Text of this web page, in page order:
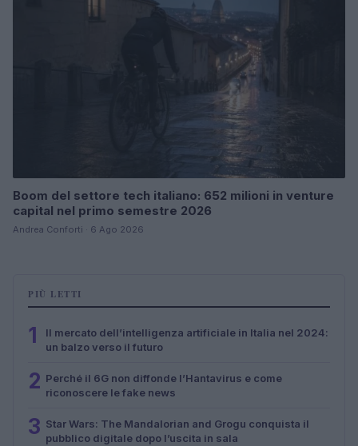
Boom del settore tech italiano: 652 milioni in venture
capital nel primo semestre 2026
Andrea Conforti · 6 Ago 2026
PIÙ LETTI
1
Il mercato dell’intelligenza artificiale in Italia nel 2024:
un balzo verso il futuro
2 Perché il 6G non diffonde l’Hantavirus e come
riconoscere le fake news
3 Star Wars: The Mandalorian and Grogu conquista il
pubblico digitale dopo l’uscita in sala